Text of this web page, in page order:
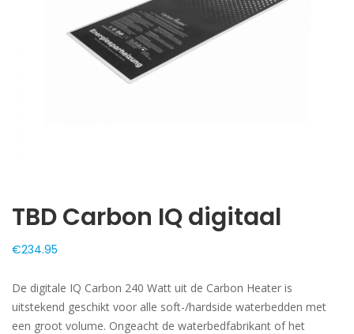
TBD Carbon IQ digitaal
€234.95
De digitale IQ Carbon 240 Watt uit de Carbon Heater is
uitstekend geschikt voor alle soft-/hardside waterbedden met
een groot volume. Ongeacht de waterbedfabrikant of het